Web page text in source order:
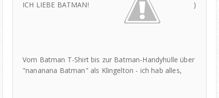
ICH LIEBE BATMAN! )
Vom Batman T-Shirt bis zur Batman-Handyhülle über
"nananana Batman" als Klingelton - ich hab alles,